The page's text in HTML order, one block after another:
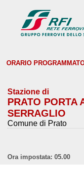
ORARIO
Stazione di
PRATO PORTA
SERRAGLIO
Comune di Prato
Ora impostata: 05.00